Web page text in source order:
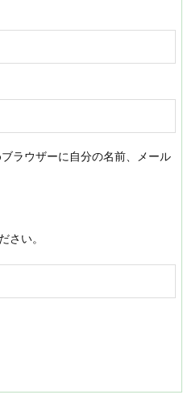
ラウザーに自分の名前、メール
さい。